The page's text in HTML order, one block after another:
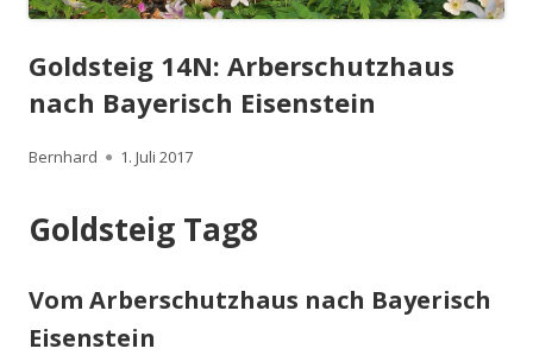
Goldsteig 14N: Arberschutzhaus
nach Bayerisch Eisenstein
Autor
Bernhard
Veröffentlicht
1. Juli 2017
Goldsteig Tag8
Vom Arberschutzhaus nach Bayerisch
Eisenstein